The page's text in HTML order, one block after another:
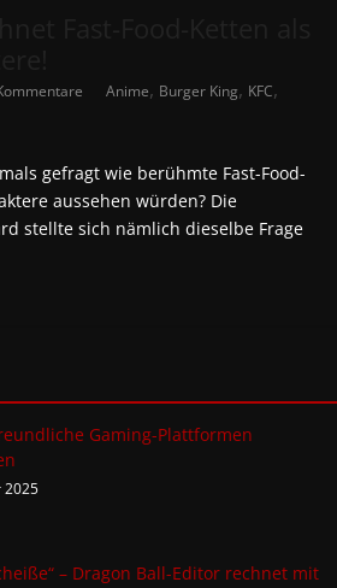
Anime, Burger King, KFC,
gefragt wie berühmte Fast-Food-
aussehen würden? Die
stellte sich nämlich dieselbe Frage
Gaming-Plattformen
2025
– Dragon Ball-Editor rechnet mit